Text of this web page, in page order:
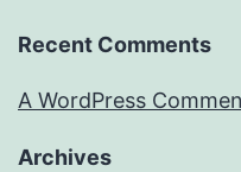
Recent Comments
A WordPress
Archives